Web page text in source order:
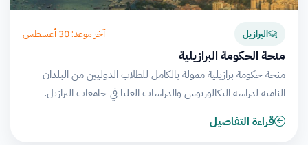
البرازيل آخر موعد: 30 أغسطس
منحة الحكومة البرازيلية
منحة حكومة برازيلية ممولة بالكامل للطلاب الدوليين من البلدان
النامية لدراسة البكالوريوس والدراسات العليا في جامعات البرازيل.
قراءة التفاصيل